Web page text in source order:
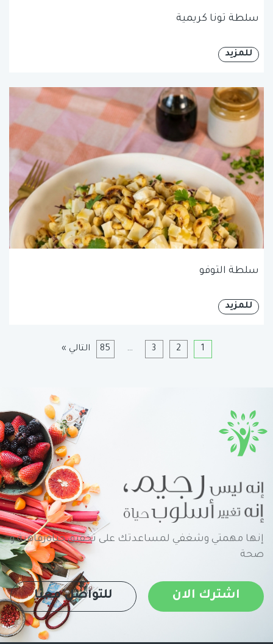
سلطة تونا كريمية
للمزيد
سلطة التوفو
للمزيد
1
2
3
…
85 التالي »
إنها مهمتي وشغفي لمساعدتك على تحقيق حياةرفاهية و
صحة
اشترك الان للتواصل معنا